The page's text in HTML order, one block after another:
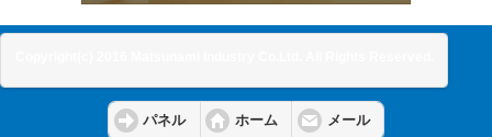
パネル ホーム メール